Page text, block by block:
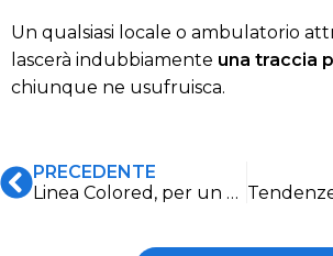
Un qualsiasi locale o ambulatorio
lascerà indubbiamente una traccia
chiunque ne usufruisca.
PRECEDENTE
Linea Colored, per un bagno di colori!